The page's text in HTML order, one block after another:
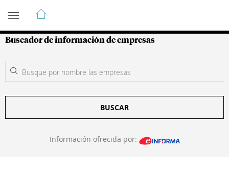
Guía de Empresas Colombianas
Buscador de información de empresas
BUSCAR
Información ofrecida por: